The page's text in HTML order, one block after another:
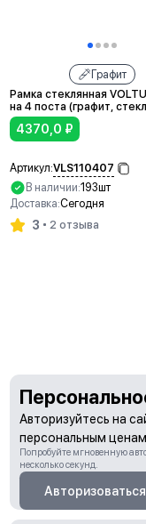
Графит
Рамка стеклянная
на 4 поста (графит,
4370,0 ₽
Артикул:VLS110407
В наличии:193шт
Доставка:Сегодня
3 2 отзыва
Авторизуйтесь на
персональным
Попробуйте мгновенную
несколько секунд.
Авторизоваться